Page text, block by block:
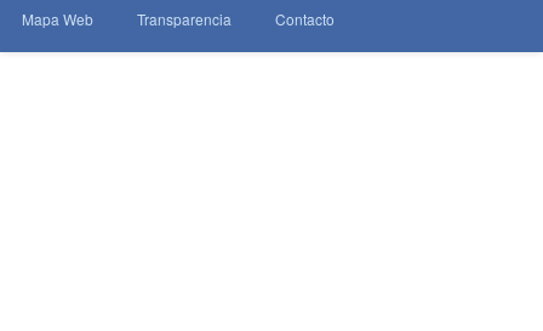
Mapa Web Transparencia Contacto